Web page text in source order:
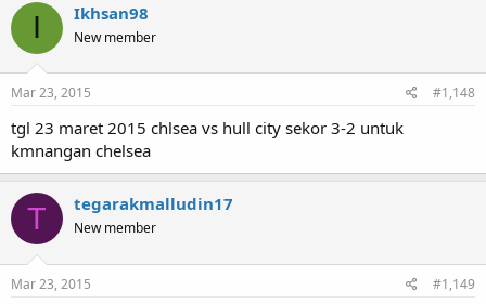
I Ikhsan98
New member
Mar 23, 2015 #1,148
tgl 23 maret 2015 chlsea vs hull city sekor 3-2 untuk
kmnangan chelsea
T tegarakmalludin17
New member
Mar 23, 2015 #1,149